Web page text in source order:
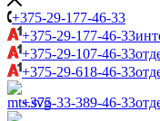
+375-29-177-46-33
+375-29-177-46-33
+375-29-107-46-33
+375-29-618-46-33
+375-33-389-46-33